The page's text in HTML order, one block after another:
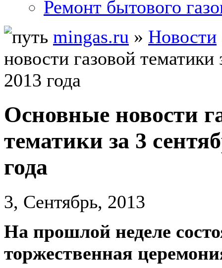
Ремонт бытового
mingas.ru » Новости
новости газовой тематики
2013 года
Основные новости
тематики за 3
года
3, Сентябрь, 2013
На прошлой неделе
торжественная